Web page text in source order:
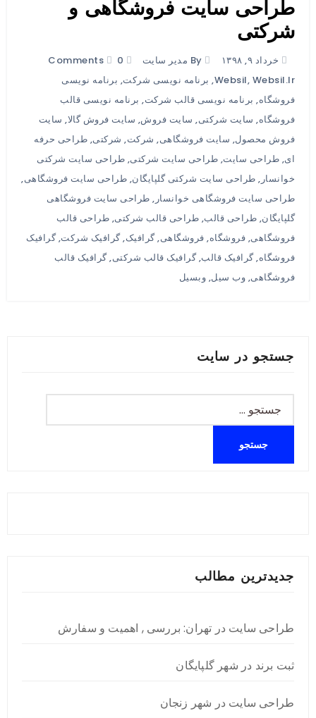
طراحی سایت فروشگاهی و
شرکتی
خرداد ۹, ۱۳۹۸ By مدیر سایت
0 Comments
Websil, Websil.ir
, برنامه نویسی شرکت, برنامه نویسی
فروشگاه, برنامه نویسی قالب شرکت, برنامه نویسی قالب
فروشگاه, سایت شرکتی, سایت فروش, سایت فروش گالا, سایت
فروش محصول, سایت فروشگاهی, شرکت, شرکتی, طراحی حرفه
ای, طراحی سایت, طراحی سایت شرکتی, طراحی سایت شرکتی
خوانسار , طراحی سایت شرکتی گلپایگان, طراحی سایت فروشگاهی,
طراحی سایت فروشگاهی خوانسار , طراحی سایت فروشگاهی
گلپایگان, طراحی قالب, طراحی قالب شرکتی, طراحی قالب
فروشگاهی, فروشگاه, فروشگاهی,گرافیک,گرافیک شرکت,گرافیک
فروشگاه,گرافیک قالب,گرافیک قالب شرکتی,گرافیک قالب
فروشگاهی, وب سیل, وبسیل
جستجو در سایت
برای:
جدیدترین مطالب
طراحی سایت در تهران: بررسی , اهمیت و سفارش
ثبت برند در شهر گلپایگان
طراحی سایت در شهر زنجان